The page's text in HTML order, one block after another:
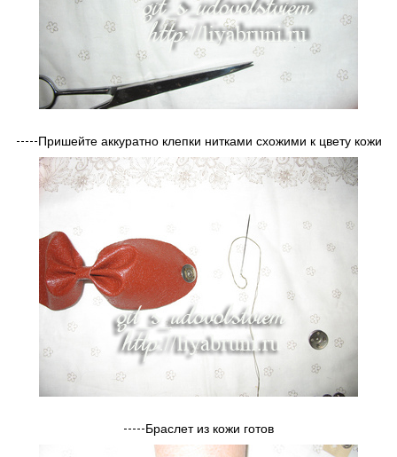
-----Пришейте аккуратно клепки нитками схожими к цвету кожи
-----Браслет из кожи готов